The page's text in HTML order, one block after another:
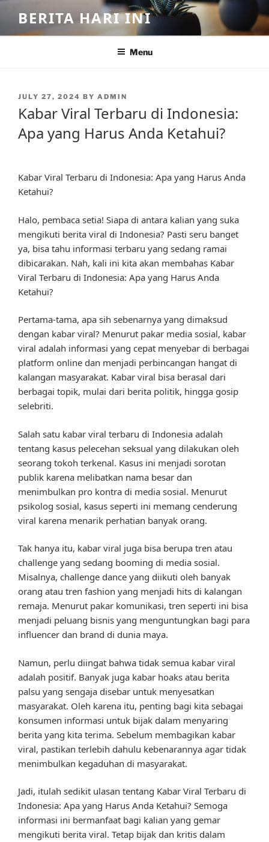
content
BERITA HARI INI
Menu
POSTED
JULY 27, 2024 BY ADMIN
Kabar Viral Terbaru di Indonesia:
Apa yang Harus Anda Ketahui?
Kabar Viral Terbaru di Indonesia: Apa yang Harus Anda
Ketahui?
Halo, pembaca setia! Siapa di antara kalian yang suka
mengikuti berita viral di Indonesia? Pasti seru banget
ya, bisa tahu informasi terbaru yang sedang ramai
dibicarakan. Nah, kali ini kita akan membahas Kabar
Viral Terbaru di Indonesia: Apa yang Harus Anda
Ketahui?
Pertama-tama, apa sih sebenarnya yang dimaksud
dengan kabar viral? Menurut pakar media sosial, kabar
viral adalah informasi yang cepat menyebar di berbagai
platform online dan menjadi perbincangan hangat di
kalangan masyarakat. Kabar viral bisa berasal dari
berbagai topik, mulai dari berita politik, hingga gosip
selebriti.
Salah satu kabar viral terbaru di Indonesia adalah
tentang kasus pelecehan seksual yang dilakukan oleh
seorang tokoh terkenal. Kasus ini menjadi sorotan
publik karena melibatkan nama besar dan
menimbulkan pro kontra di media sosial. Menurut
psikolog sosial, kasus seperti ini memang cenderung
viral karena menarik perhatian banyak orang.
Tak hanya itu, kabar viral juga bisa berupa tren atau
challenge yang sedang booming di media sosial.
Misalnya, challenge dance yang diikuti oleh banyak
orang atau tren fashion yang menjadi hits di kalangan
remaja. Menurut pakar komunikasi, tren seperti ini bisa
menjadi peluang bisnis yang menguntungkan bagi para
influencer dan brand di dunia maya.
Namun, perlu diingat bahwa tidak semua kabar viral
adalah positif. Banyak juga kabar hoaks atau berita
palsu yang sengaja disebar untuk menyesatkan
masyarakat. Oleh karena itu, penting bagi kita sebagai
konsumen informasi untuk bijak dalam menyaring
berita yang kita terima. Sebelum membagikan kabar
viral, pastikan terlebih dahulu kebenarannya agar tidak
menimbulkan kegaduhan di masyarakat.
Jadi, itulah sedikit ulasan tentang Kabar Viral Terbaru di
Indonesia: Apa yang Harus Anda Ketahui? Semoga
informasi ini bermanfaat bagi kalian yang gemar
mengikuti berita viral. Tetap bijak dan kritis dalam